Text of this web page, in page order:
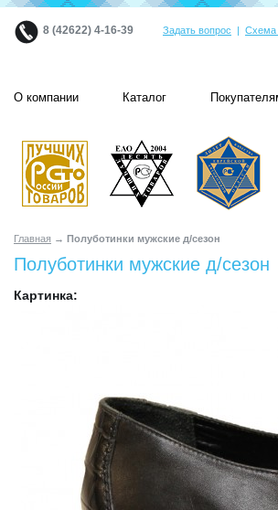
8 (42622) 4-16-39 Задать вопрос | Схема
О компании Каталог
Главная → Полуботинки мужские д/сезон
Полуботинки мужские д/сезон
Картинка: